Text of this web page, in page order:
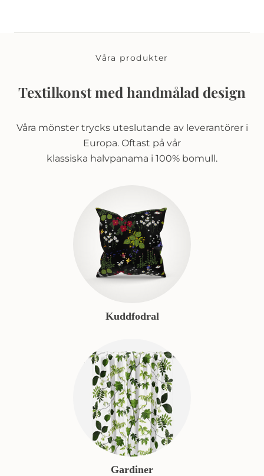
Våra produkter
Textilkonst med handmålad design
Våra mönster trycks uteslutande av leverantörer i
Europa. Oftast på vår
klassiska halvpanama i 100% bomull.
Kuddfodral
Gardiner